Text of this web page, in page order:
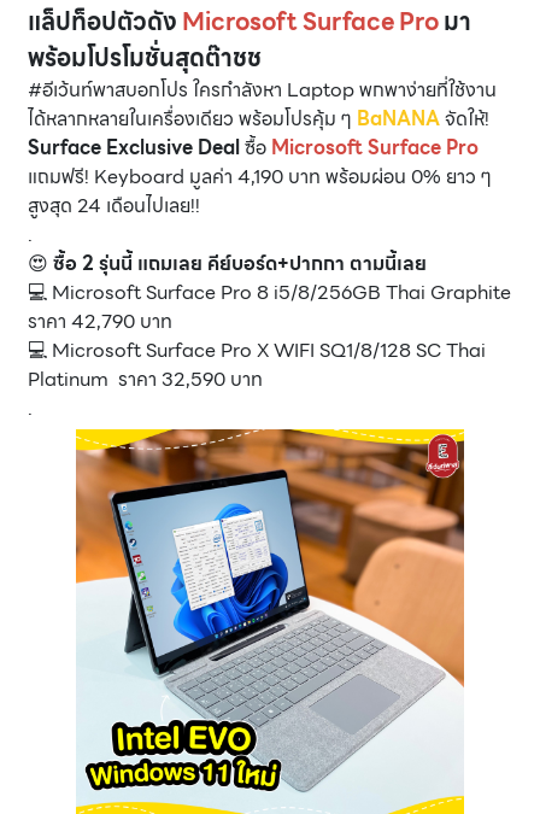
แล็ปท็อปตัวดังMicrosoft Surface Proมา
พร้อมโปรโมชั่นสุดต๊าชช
#อีเว้นท์พาสบอกโปร ใครกำลังหา Laptop พกพาง่ายที่ใช้งาน
ได้หลากหลายในเครื่องเดียว พร้อมโปรคุ้ม ๆ BaNANAจัดให้!
Surface Exclusive Dealซื้อ Microsoft Surface Pro
แถมฟรี! Keyboard มูลค่า 4,190 บาท พร้อมผ่อน 0% ยาว ๆ
สูงสุด 24 เดือนไปเลย!!
.
😍 ซื้อ 2 รุ่นนี้ แถมเลย คีย์บอร์ด+ปากกา ตามนี้เลย
💻 Microsoft Surface Pro 8 i5/8/256GB Thai Graphite
ราคา 42,790 บาท
💻 Microsoft Surface Pro X WIFI SQ1/8/128 SC Thai
Platinum ราคา 32,590 บาท
.